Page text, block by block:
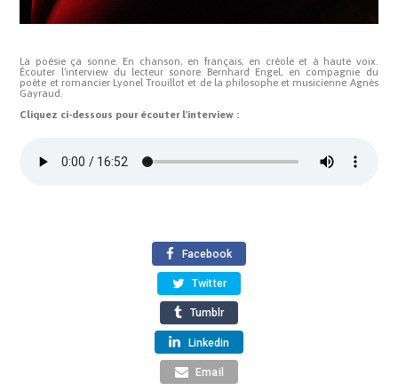
La poésie ça sonne. En chanson, en français, en créole et à haute voix.
Écouter l'interview du lecteur sonore Bernhard Engel, en compagnie du
poète et romancier Lyonel Trouillot et de la philosophe et musicienne Agnès
Gayraud.
Cliquez ci-dessous pour écouter l'interview :
Facebook
Twitter
Tumblr
Linkedin
Email